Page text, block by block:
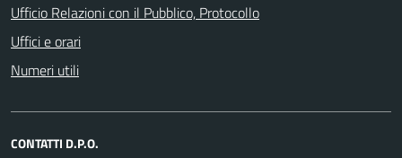
Ufficio Relazioni con il Pubblico, Protocollo
Uffici e orari
Numeri utili
CONTATTI D.P.O.